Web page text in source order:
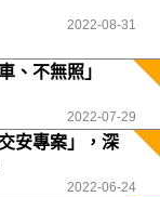
2022-08-31
、不無照」
2022-07-29
安專案」，深
2022-06-24